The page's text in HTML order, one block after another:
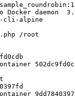
daemon
cli-alpine
/root